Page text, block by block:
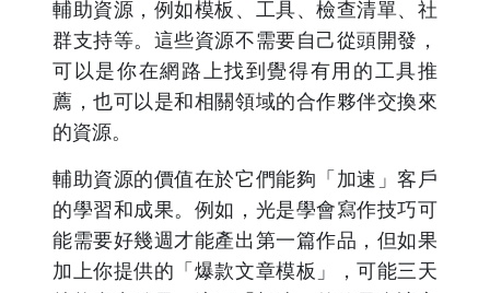
輔助資源，例如模板、工具、檢查清單、社
群支持等。這些資源不需要自己從頭開發，
可以是你在網路上找到覺得有用的工具推
薦，也可以是和相關領域的合作夥伴交換來
的資源。
輔助資源的價值在於它們能夠「加速」客戶
的學習和成果。例如，光是學會寫作技巧可
能需要好幾週才能產出第一篇作品，但如果
加上你提供的「爆款文章模板」，可能三天